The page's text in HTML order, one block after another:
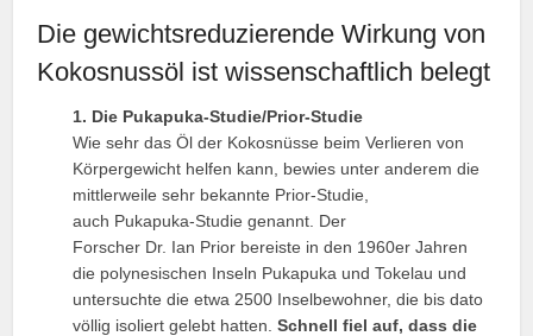
Die gewichtsreduzierende Wirkung von
Kokosnussöl ist wissenschaftlich belegt
1. Die Pukapuka-Studie/Prior-Studie
Wie sehr das Öl der Kokosnüsse beim Verlieren von
Körpergewicht helfen kann, bewies unter anderem die
mittlerweile sehr bekannte Prior-Studie,
auch Pukapuka-Studie genannt. Der
Forscher Dr. Ian Prior bereiste in den 1960er Jahren
die polynesischen Inseln Pukapuka und Tokelau und
untersuchte die etwa 2500 Inselbewohner, die bis dato
völlig isoliert gelebt hatten.Schnell fiel auf, dass die